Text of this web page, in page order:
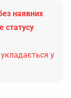
наявних
статусу
у